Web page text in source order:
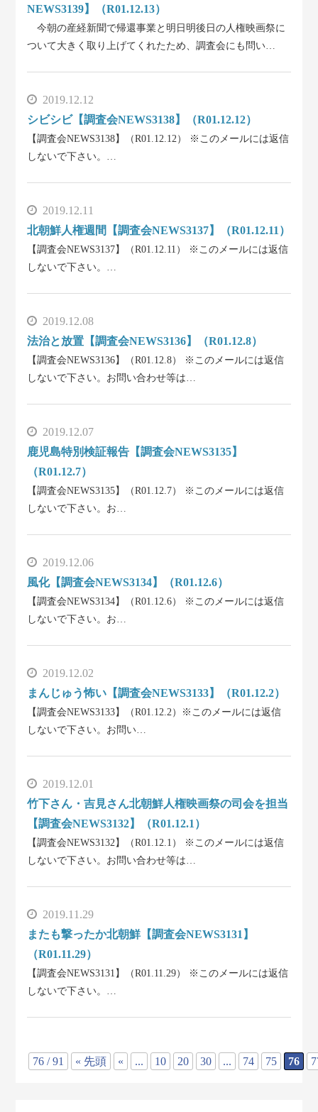
NEWS3139】（R01.12.13）
今朝の産経新聞で帰還事業と明日明後日の人権映画祭に
ついて大きく取り上げてくれたため、調査会にも問い…
2019.12.12
シビシビ【調査会NEWS3138】（R01.12.12）
【調査会NEWS3138】（R01.12.12） ※このメールには返信
しないで下さい。…
2019.12.11
北朝鮮人権週間【調査会NEWS3137】（R01.12.11）
【調査会NEWS3137】（R01.12.11） ※このメールには返信
しないで下さい。…
2019.12.08
法治と放置【調査会NEWS3136】（R01.12.8）
【調査会NEWS3136】（R01.12.8） ※このメールには返信
しないで下さい。お問い合わせ等は…
2019.12.07
鹿児島特別検証報告【調査会NEWS3135】
（R01.12.7）
【調査会NEWS3135】（R01.12.7） ※このメールには返信
しないで下さい。お…
2019.12.06
風化【調査会NEWS3134】（R01.12.6）
【調査会NEWS3134】（R01.12.6） ※このメールには返信
しないで下さい。お…
2019.12.02
まんじゅう怖い【調査会NEWS3133】（R01.12.2）
【調査会NEWS3133】（R01.12.2）※このメールには返信
しないで下さい。お問い…
2019.12.01
竹下さん・吉見さん北朝鮮人権映画祭の司会を担当
【調査会NEWS3132】（R01.12.1）
【調査会NEWS3132】（R01.12.1） ※このメールには返信
しないで下さい。お問い合わせ等は…
2019.11.29
またも撃ったか北朝鮮【調査会NEWS3131】
（R01.11.29）
【調査会NEWS3131】（R01.11.29） ※このメールには返信
しないで下さい。…
76 / 91 « 先頭 « ... 10 20 30 ... 74 75 76